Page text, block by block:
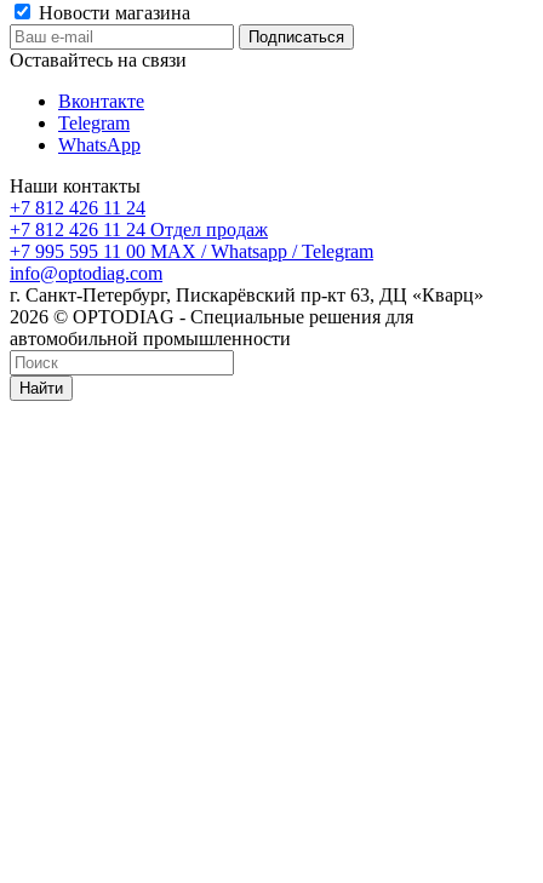
Новости магазина
Оставайтесь на связи
Вконтакте
Telegram
WhatsApp
Наши контакты
+7 812 426 11 24
+7 812 426 11 24 Отдел продаж
+7 995 595 11 00 MAX / Whatsapp / Telegram
info@optodiag.com
г. Санкт-Петербург, Пискарёвский пр-кт 63, ДЦ «Кварц»
2026 © OPTODIAG - Специальные решения для
автомобильной промышленности
Найти